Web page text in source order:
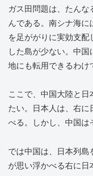
ガス田問題は、たん
んである。南シナ海
を足ががりに実効支
した島が少ない。中
地にも転用できるわけ
ここで、中国大陸と
たい。日本人は、右
べる。しかし、中国は
では中国は、日本列
が思い浮かべる右に